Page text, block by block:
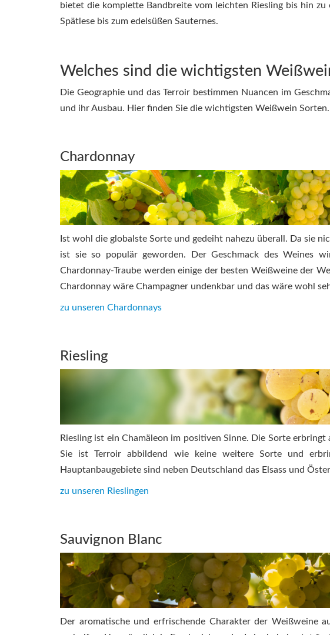
bietet die komplette Bandbreite vom leichten Riesling bis hin
Spätlese bis zum edelsüßen Sauternes.
Welches sind die wichtigsten
Die Geographie und das Terroir bestimmen Nuancen im
und ihr Ausbau. Hier finden Sie die wichtigsten Weißwein Sorten.
Chardonnay
Ist wohl die globalste Sorte und gedeiht nahezu überall. Da sie
ist sie so populär geworden. Der Geschmack des Weines
Chardonnay-Traube werden einige der besten Weißweine der
Chardonnay wäre Champagner undenkbar und das wäre wohl
zu unseren Chardonnays
Riesling
Riesling ist ein Chamäleon im positiven Sinne. Die Sorte
Sie ist Terroir abbildend wie keine weitere Sorte und
Hauptanbaugebiete sind neben Deutschland das Elsass und
zu unseren Rieslingen
Sauvignon Blanc
Der aromatische und erfrischende Charakter der Weißweine